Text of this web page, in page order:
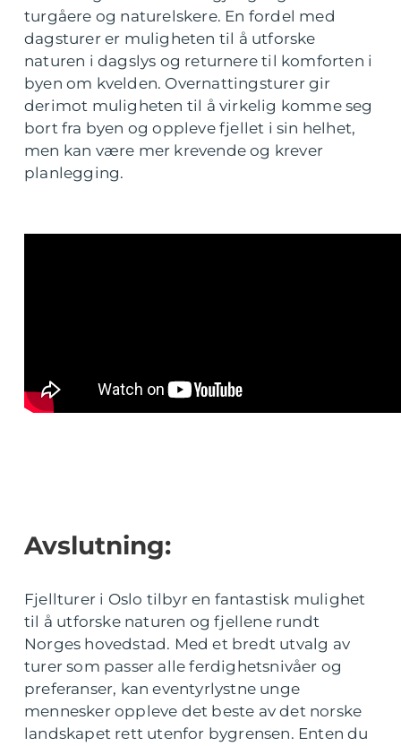
turgåere og naturelskere. En fordel med
dagsturer er muligheten til å utforske
naturen i dagslys og returnere til komforten i
byen om kvelden. Overnattingsturer gir
derimot muligheten til å virkelig komme seg
bort fra byen og oppleve fjellet i sin helhet,
men kan være mer krevende og krever
planlegging.
Avslutning:
Fjellturer i Oslo tilbyr en fantastisk mulighet
til å utforske naturen og fjellene rundt
Norges hovedstad. Med et bredt utvalg av
turer som passer alle ferdighetsnivåer og
preferanser, kan eventyrlystne unge
mennesker oppleve det beste av det norske
landskapet rett utenfor bygrensen. Enten du